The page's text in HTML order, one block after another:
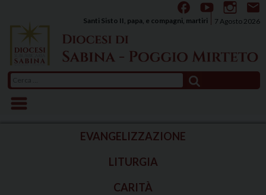
content
7 Agosto 2026
Santi Sisto II, papa, e compagni, martiri
per:
EVANGELIZZAZIONE
LITURGIA
CARITÀ